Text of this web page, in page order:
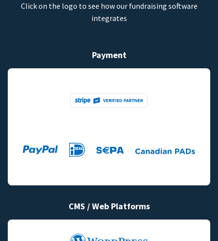
Click on the logo to see how our fundraising software
integrates
Payment
CMS / Web Platforms